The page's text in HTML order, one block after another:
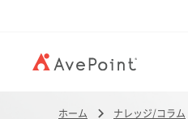
ホーム ナレッジ/コラム